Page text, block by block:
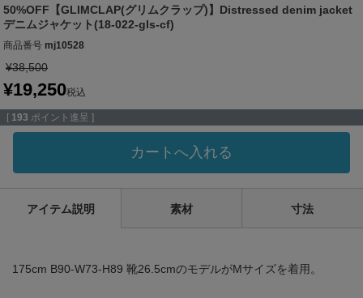
50%OFF【GLIMCLAP(グリムクラップ)】Distressed denim jacket
デニムジャケット(18-022-gls-cf)
商品番号 mj10528
¥38,500
¥19,250税込
[ 193 ポイント進呈 ]
カートへ入れる
アイテム説明 素材 寸法
175cm B90-W73-H89 靴26.5cmのモデルがMサイズを着用。